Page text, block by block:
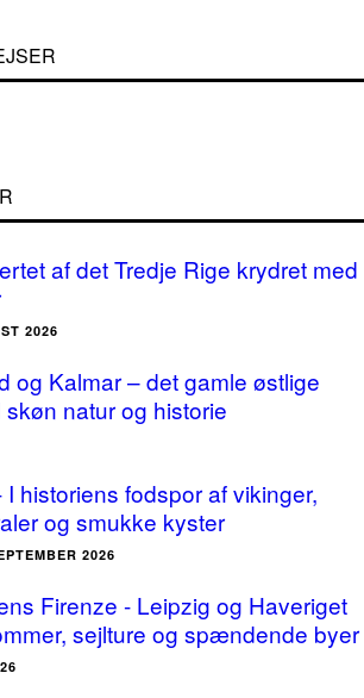
af det Tredje Rige krydret med
2026
og Kalmar – det gamle østlige
natur og historie
historiens fodspor af vikinger,
og smukke kyster
2026
Firenze - Leipzig og Haveriget
sejlture og spændende byer